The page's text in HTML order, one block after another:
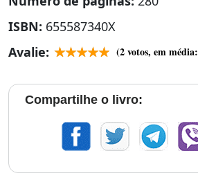
ISBN: 655587340X
Avalie:
(2votos, em média:
Compartilhe o livro: